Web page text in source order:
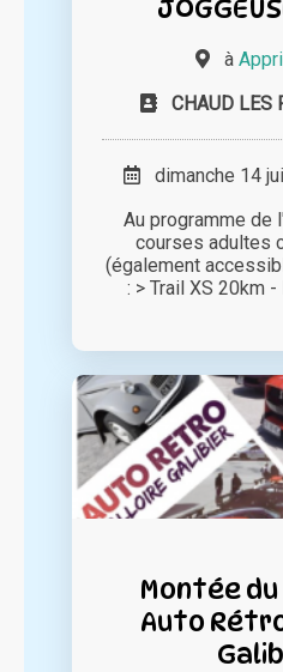
à
CHAUD LES
dimanche 14
Au programme de
courses adultes
(également
: > Trail XS 20km -
Montée
Auto